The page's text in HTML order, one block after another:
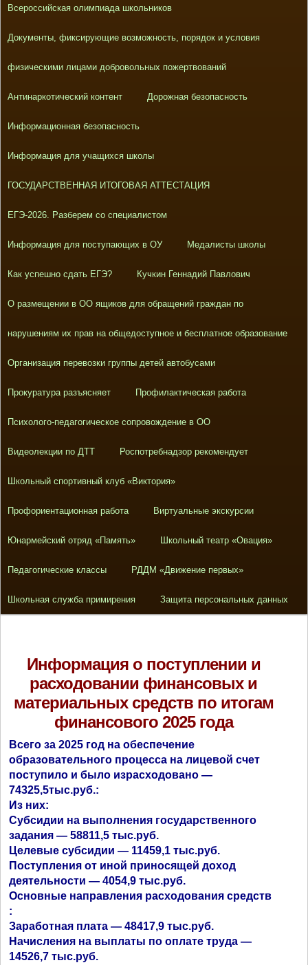
Всероссийская олимпиада школьников
Документы, фиксирующие возможность, порядок и условия
физическими лицами добровольных пожертвований
Антинаркотический контент Дорожная безопасность
Информационная безопасность
Информация для учащихся школы
ГОСУДАРСТВЕННАЯ ИТОГОВАЯ АТТЕСТАЦИЯ
ЕГЭ-2026. Разберем со специалистом
Информация для поступающих в ОУ Медалисты школы
Как успешно сдать ЕГЭ? Кучкин Геннадий Павлович
О размещении в ОО ящиков для обращений граждан по
нарушениям их прав на общедоступное и бесплатное образование
Организация перевозки группы детей автобусами
Прокуратура разъясняет Профилактическая работа
Психолого-педагогическое сопровождение в ОО
Видеолекции по ДТТ Роспотребнадзор рекомендует
Школьный спортивный клуб «Виктория»
Профориентационная работа Виртуальные экскурсии
Юнармейский отряд «Память» Школьный театр «Овация»
Педагогические классы РДДМ «Движение первых»
Школьная служба примирения Защита персональных данных
Информация о поступлении и
расходовании финансовых и
материальных средств по итогам
финансового 2025 года
Всего за 2025 год на обеспечение
образовательного процесса на лицевой счет
поступило и было израсходовано —
74325,5тыс.руб.:
Из них:
Субсидии на выполнения государственного
задания — 58811,5 тыс.руб.
Целевые субсидии — 11459,1 тыс.руб.
Поступления от иной приносящей доход
деятельности — 4054,9 тыс.руб.
Основные направления расходования средств
:
Заработная плата — 48417,9 тыс.руб.
Начисления на выплаты по оплате труда —
14526,7 тыс.руб.